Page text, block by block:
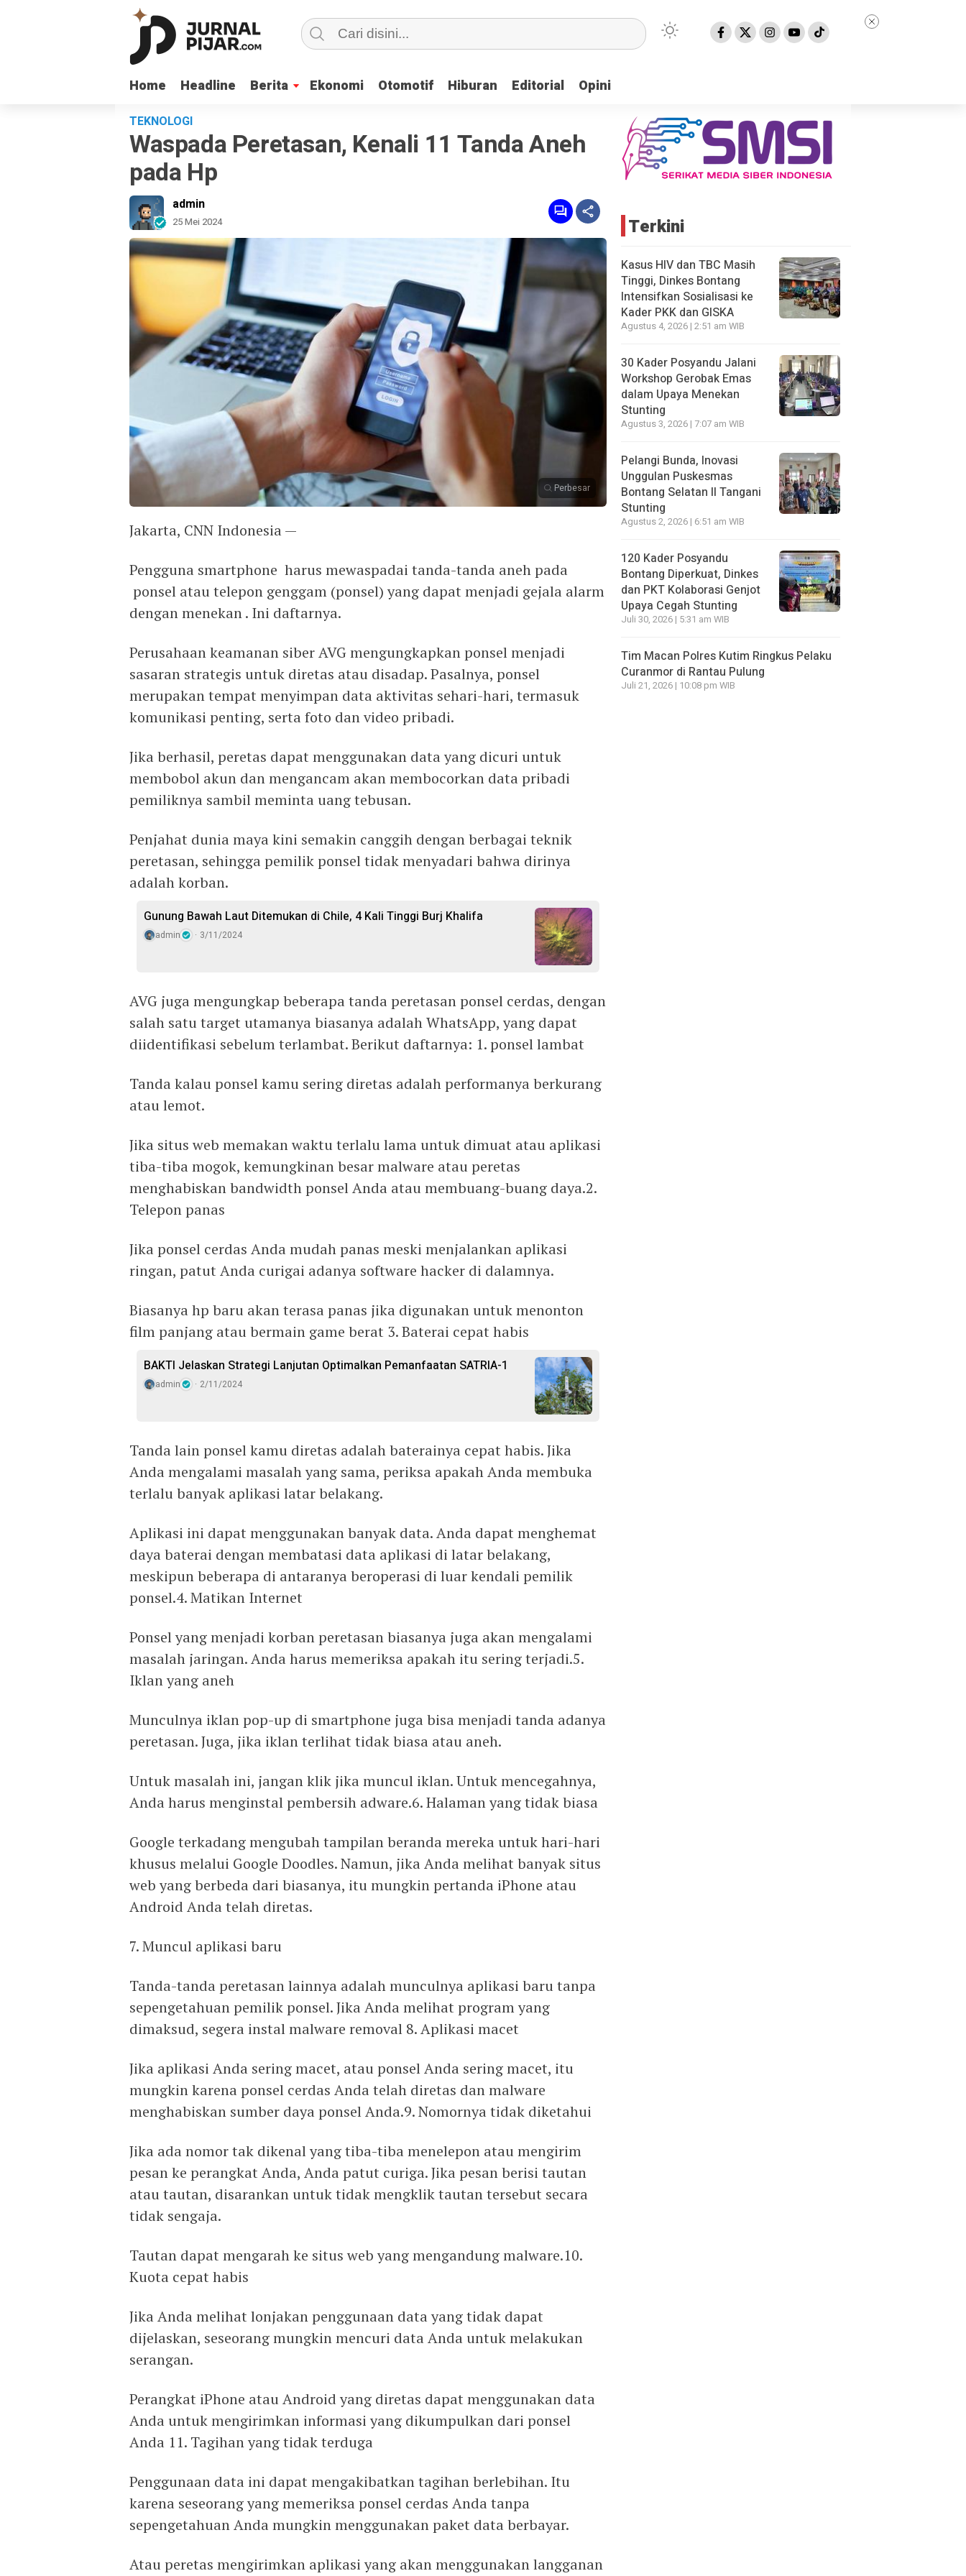
Home Headline Berita Ekonomi Otomotif Hiburan Editorial Opini
Home Headline Berita Ekonomi Otomotif Hiburan Editorial Opini
TEKNOLOGI
Waspada Peretasan, Kenali 11 Tanda Aneh
pada Hp
admin
25 Mei 2024
Perbesar
Jakarta, CNN Indonesia —
Pengguna smartphone harus mewaspadai tanda-tanda aneh pada
ponsel atau telepon genggam (ponsel) yang dapat menjadi gejala alarm
dengan menekan . Ini daftarnya.
Perusahaan keamanan siber AVG mengungkapkan ponsel menjadi
sasaran strategis untuk diretas atau disadap. Pasalnya, ponsel
merupakan tempat menyimpan data aktivitas sehari-hari, termasuk
komunikasi penting, serta foto dan video pribadi.
Jika berhasil, peretas dapat menggunakan data yang dicuri untuk
membobol akun dan mengancam akan membocorkan data pribadi
pemiliknya sambil meminta uang tebusan.
Penjahat dunia maya kini semakin canggih dengan berbagai teknik
peretasan, sehingga pemilik ponsel tidak menyadari bahwa dirinya
adalah korban.
Gunung Bawah Laut Ditemukan di Chile, 4 Kali Tinggi Burj Khalifa
admin 3/11/2024
AVG juga mengungkap beberapa tanda peretasan ponsel cerdas, dengan
salah satu target utamanya biasanya adalah WhatsApp, yang dapat
diidentifikasi sebelum terlambat. Berikut daftarnya: 1. ponsel lambat
Tanda kalau ponsel kamu sering diretas adalah performanya berkurang
atau lemot.
Jika situs web memakan waktu terlalu lama untuk dimuat atau aplikasi
tiba-tiba mogok, kemungkinan besar malware atau peretas
menghabiskan bandwidth ponsel Anda atau membuang-buang daya.2.
Telepon panas
Jika ponsel cerdas Anda mudah panas meski menjalankan aplikasi
ringan, patut Anda curigai adanya software hacker di dalamnya.
Biasanya hp baru akan terasa panas jika digunakan untuk menonton
film panjang atau bermain game berat 3. Baterai cepat habis
BAKTI Jelaskan Strategi Lanjutan Optimalkan Pemanfaatan SATRIA-1
admin 2/11/2024
Tanda lain ponsel kamu diretas adalah baterainya cepat habis. Jika
Anda mengalami masalah yang sama, periksa apakah Anda membuka
terlalu banyak aplikasi latar belakang.
Aplikasi ini dapat menggunakan banyak data. Anda dapat menghemat
daya baterai dengan membatasi data aplikasi di latar belakang,
meskipun beberapa di antaranya beroperasi di luar kendali pemilik
ponsel.4. Matikan Internet
Ponsel yang menjadi korban peretasan biasanya juga akan mengalami
masalah jaringan. Anda harus memeriksa apakah itu sering terjadi.5.
Iklan yang aneh
Munculnya iklan pop-up di smartphone juga bisa menjadi tanda adanya
peretasan. Juga, jika iklan terlihat tidak biasa atau aneh.
Untuk masalah ini, jangan klik jika muncul iklan. Untuk mencegahnya,
Anda harus menginstal pembersih adware.6. Halaman yang tidak biasa
Google terkadang mengubah tampilan beranda mereka untuk hari-hari
khusus melalui Google Doodles. Namun, jika Anda melihat banyak situs
web yang berbeda dari biasanya, itu mungkin pertanda iPhone atau
Android Anda telah diretas.
7. Muncul aplikasi baru
Tanda-tanda peretasan lainnya adalah munculnya aplikasi baru tanpa
sepengetahuan pemilik ponsel. Jika Anda melihat program yang
dimaksud, segera instal malware removal 8. Aplikasi macet
Jika aplikasi Anda sering macet, atau ponsel Anda sering macet, itu
mungkin karena ponsel cerdas Anda telah diretas dan malware
menghabiskan sumber daya ponsel Anda.9. Nomornya tidak diketahui
Jika ada nomor tak dikenal yang tiba-tiba menelepon atau mengirim
pesan ke perangkat Anda, Anda patut curiga. Jika pesan berisi tautan
atau tautan, disarankan untuk tidak mengklik tautan tersebut secara
tidak sengaja.
Tautan dapat mengarah ke situs web yang mengandung malware.10.
Kuota cepat habis
Jika Anda melihat lonjakan penggunaan data yang tidak dapat
dijelaskan, seseorang mungkin mencuri data Anda untuk melakukan
serangan.
Perangkat iPhone atau Android yang diretas dapat menggunakan data
Anda untuk mengirimkan informasi yang dikumpulkan dari ponsel
Anda 11. Tagihan yang tidak terduga
Penggunaan data ini dapat mengakibatkan tagihan berlebihan. Itu
karena seseorang yang memeriksa ponsel cerdas Anda tanpa
sepengetahuan Anda mungkin menggunakan paket data berbayar.
Atau peretas mengirimkan aplikasi yang akan menggunakan langganan
Terkini
Kasus HIV dan TBC Masih
Tinggi, Dinkes Bontang
Intensifkan Sosialisasi ke
Kader PKK dan GISKA
Agustus 4, 2026 | 2:51 am WIB
30 Kader Posyandu Jalani
Workshop Gerobak Emas
dalam Upaya Menekan
Stunting
Agustus 3, 2026 | 7:07 am WIB
Pelangi Bunda, Inovasi
Unggulan Puskesmas
Bontang Selatan II Tangani
Stunting
Agustus 2, 2026 | 6:51 am WIB
120 Kader Posyandu
Bontang Diperkuat, Dinkes
dan PKT Kolaborasi Genjot
Upaya Cegah Stunting
Juli 30, 2026 | 5:31 am WIB
Tim Macan Polres Kutim Ringkus Pelaku
Curanmor di Rantau Pulung
Juli 21, 2026 | 10:08 pm WIB